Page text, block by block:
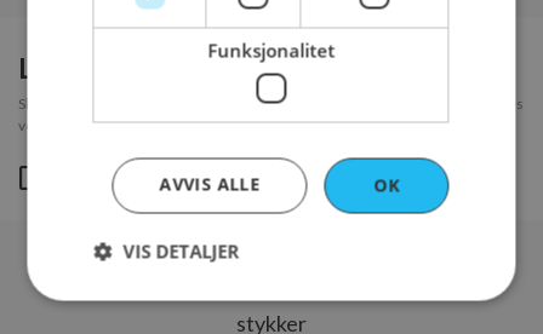
Legg til kort?
Skal du sende dette til noen? Skriv en hilsen som skrives i et pent kort og legges
ved leveringen.
- 75 kr
stykker
Funksjonalitet
OK
AVVIS ALLE
VIS DETALJER